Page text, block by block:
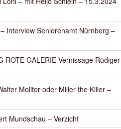
Interview Seniorenamt Nürnberg –
ROTE GALERIE Vernissage Rüdiger
Molitor oder Miller the Killer –
Mundschau – Verzicht